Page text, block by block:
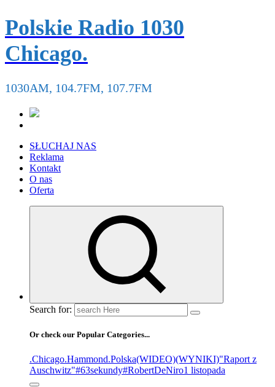
Polskie Radio 1030
Chicago.
1030AM, 104.7FM, 107.7FM
SŁUCHAJ NAS
Reklama
Kontakt
O nas
Oferta
Search for:
Or check our Popular Categories...
.Chicago.Hammond.Polska(WIDEO)(WYNIKI)"Raport z
Auschwitz"#63sekundy#RobertDeNiro1 listopada